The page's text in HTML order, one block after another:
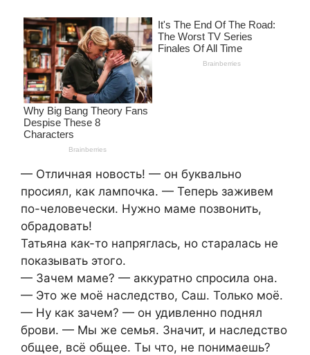
— Отличная новость! — он буквально
просиял, как лампочка. — Теперь заживем
по-человечески. Нужно маме позвонить,
обрадовать!
Татьяна как-то напряглась, но старалась не
показывать этого.
— Зачем маме? — аккуратно спросила она.
— Это же моё наследство, Саш. Только моё.
— Ну как зачем? — он удивленно поднял
брови. — Мы же семья. Значит, и наследство
общее, всё общее. Ты что, не понимаешь?